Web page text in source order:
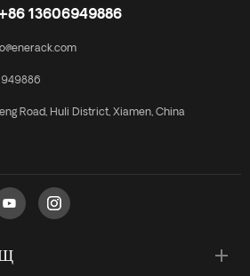
13606949886
Road, Huli District, Xiamen, China